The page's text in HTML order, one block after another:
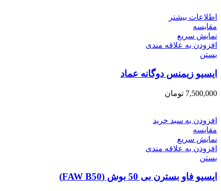
اطلاعات بیشتر
مقایسه
نمایش سریع
افزودن به علاقه مندی
بستن
ایسیو زیمنس دوگانه عماد
7,500,000 تومان
افزودن به سبد خرید
مقایسه
نمایش سریع
افزودن به علاقه مندی
بستن
ایسیو فاو بسترن بی 50 بوش (FAW B50)